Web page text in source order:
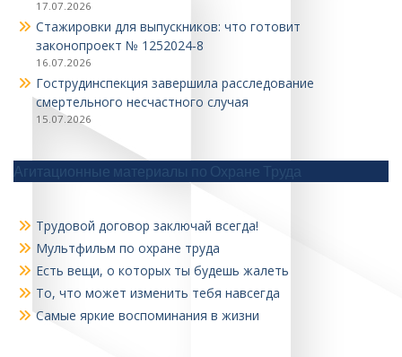
17.07.2026
Стажировки для выпускников: что готовит
законопроект № 1252024‑8
16.07.2026
Гострудинспекция завершила расследование
смертельного несчастного случая
15.07.2026
Агитационные материалы по Охране Труда
Трудовой договор заключай всегда!
Мультфильм по охране труда
Есть вещи, о которых ты будешь жалеть
То, что может изменить тебя навсегда
Самые яркие воспоминания в жизни